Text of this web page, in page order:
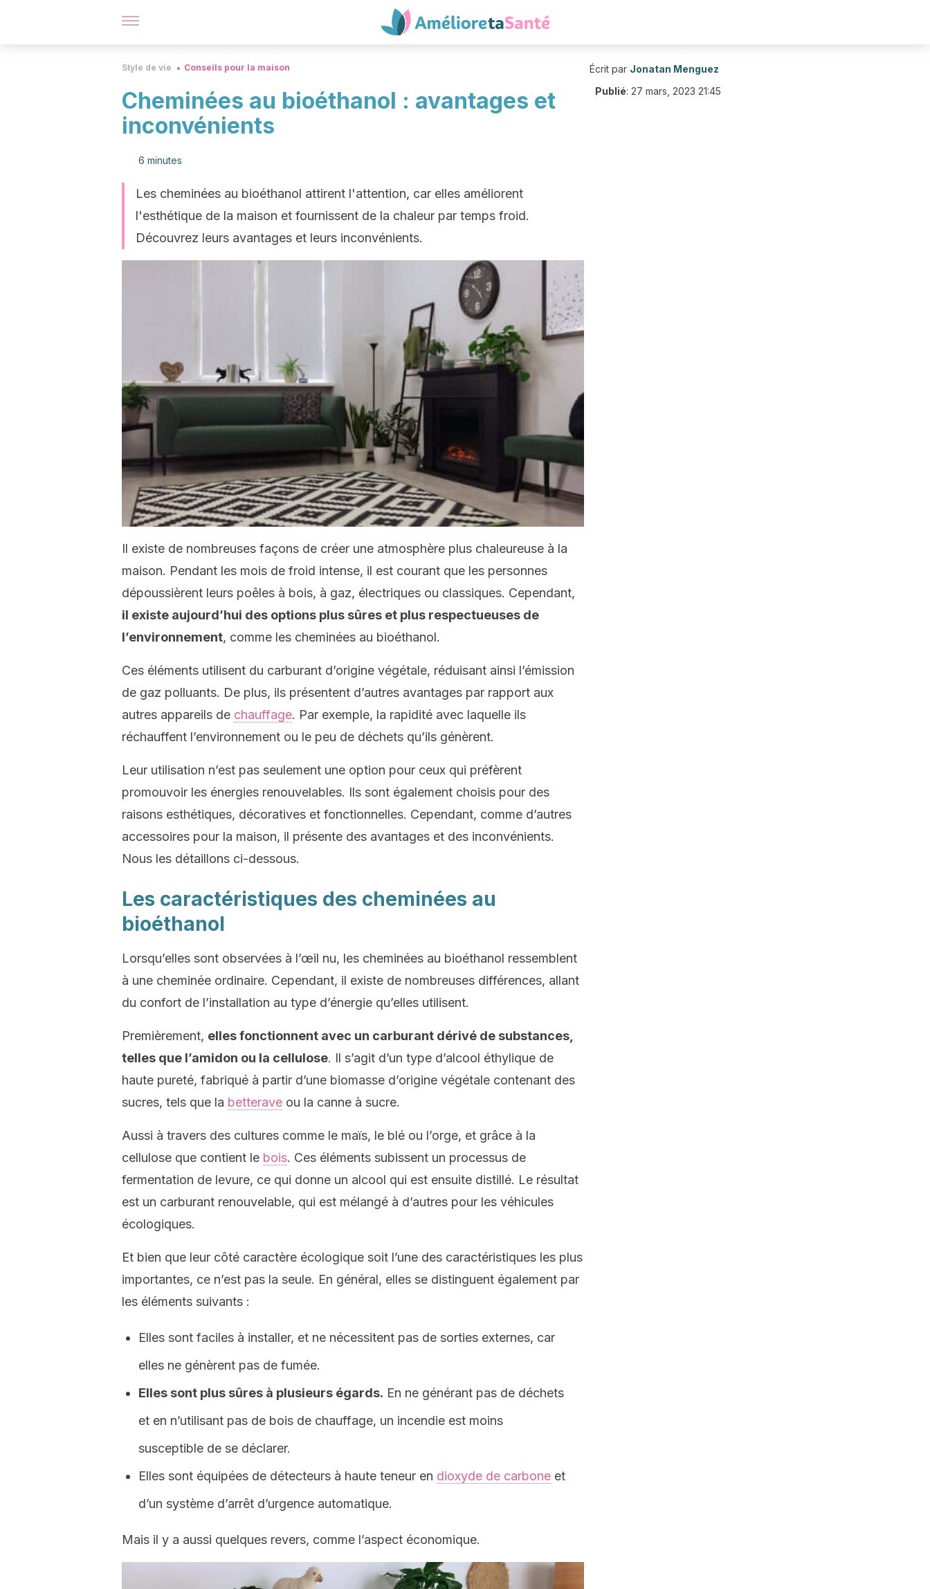
Style de vie Conseils pour la maison
Cheminées au bioéthanol : avantages et
inconvénients
6 minutes
Les cheminées au bioéthanol attirent l'attention, car elles améliorent
l'esthétique de la maison et fournissent de la chaleur par temps froid.
Découvrez leurs avantages et leurs inconvénients.
Il existe de nombreuses façons de créer une atmosphère plus chaleureuse à la
maison. Pendant les mois de froid intense, il est courant que les personnes
dépoussièrent leurs poêles à bois, à gaz, électriques ou classiques. Cependant,
il existe aujourd’hui des options plus sûres et plus respectueuses de
l’environnement, comme les cheminées au bioéthanol.
Ces éléments utilisent du carburant d’origine végétale, réduisant ainsi l’émission
de gaz polluants. De plus, ils présentent d’autres avantages par rapport aux
autres appareils de chauffage. Par exemple, la rapidité avec laquelle ils
réchauffent l’environnement ou le peu de déchets qu’ils génèrent.
Leur utilisation n’est pas seulement une option pour ceux qui préfèrent
promouvoir les énergies renouvelables. Ils sont également choisis pour des
raisons esthétiques, décoratives et fonctionnelles. Cependant, comme d’autres
accessoires pour la maison, il présente des avantages et des inconvénients.
Nous les détaillons ci-dessous.
Les caractéristiques des cheminées au
bioéthanol
Lorsqu’elles sont observées à l’œil nu, les cheminées au bioéthanol ressemblent
à une cheminée ordinaire. Cependant, il existe de nombreuses différences, allant
du confort de l’installation au type d’énergie qu’elles utilisent.
Premièrement, elles fonctionnent avec un carburant dérivé de substances,
telles que l’amidon ou la cellulose. Il s’agit d’un type d’alcool éthylique de
haute pureté, fabriqué à partir d’une biomasse d’origine végétale contenant des
sucres, tels que la betterave ou la canne à sucre.
Aussi à travers des cultures comme le maïs, le blé ou l’orge, et grâce à la
cellulose que contient le bois. Ces éléments subissent un processus de
fermentation de levure, ce qui donne un alcool qui est ensuite distillé. Le résultat
est un carburant renouvelable, qui est mélangé à d’autres pour les véhicules
écologiques.
Et bien que leur côté caractère écologique soit l’une des caractéristiques les plus
importantes, ce n’est pas la seule. En général, elles se distinguent également par
les éléments suivants :
Elles sont faciles à installer, et ne nécessitent pas de sorties externes, car
elles ne génèrent pas de fumée.
Elles sont plus sûres à plusieurs égards. En ne générant pas de déchets
et en n’utilisant pas de bois de chauffage, un incendie est moins
susceptible de se déclarer.
Elles sont équipées de détecteurs à haute teneur en dioxyde de carbone et
d’un système d’arrêt d’urgence automatique.
Mais il y a aussi quelques revers, comme l’aspect économique.
Écrit par Jonatan Menguez
Publié: 27 mars, 2023 21:45